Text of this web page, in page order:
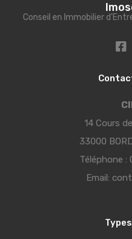
Conseil en Immobilier
14 Cours
33000
Téléphone :
Email: